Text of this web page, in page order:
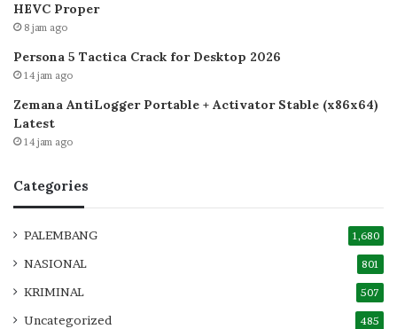
HEVC Proper
8 jam ago
Persona 5 Tactica Crack for Desktop 2026
14 jam ago
Zemana AntiLogger Portable + Activator Stable (x86x64)
Latest
14 jam ago
Categories
PALEMBANG 1,680
NASIONAL 801
KRIMINAL 507
Uncategorized 485